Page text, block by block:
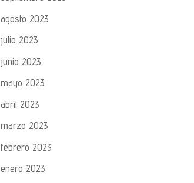
agosto 2023
julio 2023
junio 2023
mayo 2023
abril 2023
marzo 2023
febrero 2023
enero 2023